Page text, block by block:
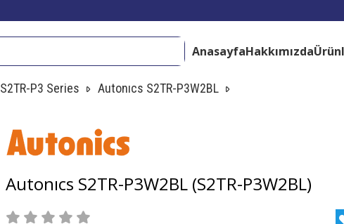
AnasayfaHakkımızda
S2TR-P3 Series Autonıcs S2TR-P3W2BL
Autonıcs S2TR-P3W2BL (S2TR-P3W2BL)